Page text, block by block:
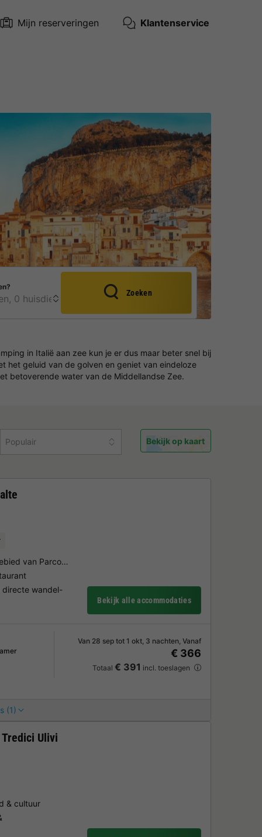
Mijn reserveringen Klantenservice
Zoeken
in Italië aan zee kun je er dus maar beter snel bij
het geluid van de golven en geniet van eindeloze
betoverende water van de Middellandse Zee.
Populair Bekijk op kaart
van Parco…
directe wandel-
Bekijk alle accommodaties
(1)
Van 28 sep tot 1 okt, 3 nachten, Vanaf
€ 366
Totaal € 391 incl. toeslagen
Ulivi
& cultuur